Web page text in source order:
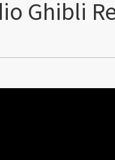
Ghibli